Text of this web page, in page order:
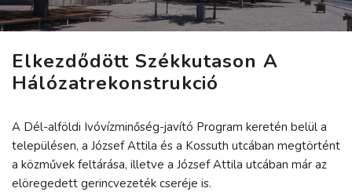
Elkezdődött Székkutason A
Hálózatrekonstrukció
A Dél-alföldi Ivóvízminőség-javító Program keretén belül a
településen, a József Attila és a Kossuth utcában megtörtént
a közművek feltárása, illetve a József Attila utcában már az
elöregedett gerincvezeték cseréje is.